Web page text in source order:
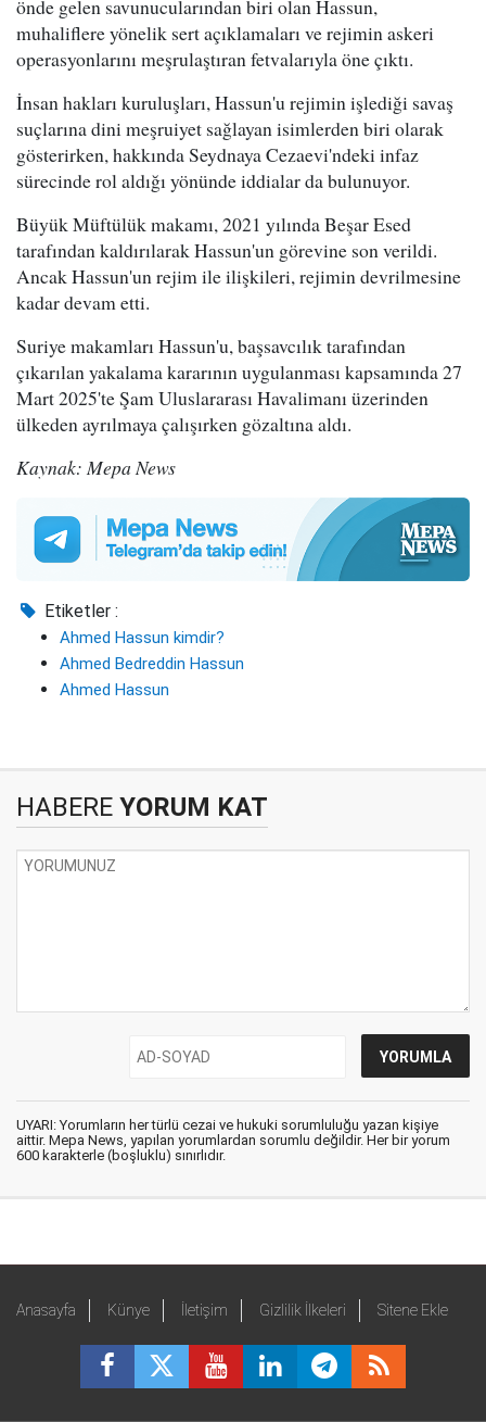
önde gelen savunucularından biri olan Hassun,
muhaliflere yönelik sert açıklamaları ve rejimin askeri
operasyonlarını meşrulaştıran fetvalarıyla öne çıktı.
İnsan hakları kuruluşları, Hassun'u rejimin işlediği savaş
suçlarına dini meşruiyet sağlayan isimlerden biri olarak
gösterirken, hakkında Seydnaya Cezaevi'ndeki infaz
sürecinde rol aldığı yönünde iddialar da bulunuyor.
Büyük Müftülük makamı, 2021 yılında Beşar Esed
tarafından kaldırılarak Hassun'un görevine son verildi.
Ancak Hassun'un rejim ile ilişkileri, rejimin devrilmesine
kadar devam etti.
Suriye makamları Hassun'u, başsavcılık tarafından
çıkarılan yakalama kararının uygulanması kapsamında 27
Mart 2025'te Şam Uluslararası Havalimanı üzerinden
ülkeden ayrılmaya çalışırken gözaltına aldı.
Kaynak: Mepa News
Etiketler :
Ahmed Hassun kimdir?
Ahmed Bedreddin Hassun
Ahmed Hassun
HABERE YORUM KAT
UYARI: Yorumların her türlü cezai ve hukuki sorumluluğu yazan kişiye
aittir. Mepa News, yapılan yorumlardan sorumlu değildir. Her bir yorum
600 karakterle (boşluklu) sınırlıdır.
Anasayfa Künye İletişim Gizlilik İlkeleri Sitene Ekle